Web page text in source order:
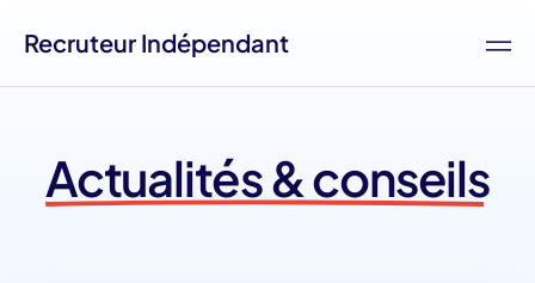
Recruteur Indépendant
Actualités & conseils